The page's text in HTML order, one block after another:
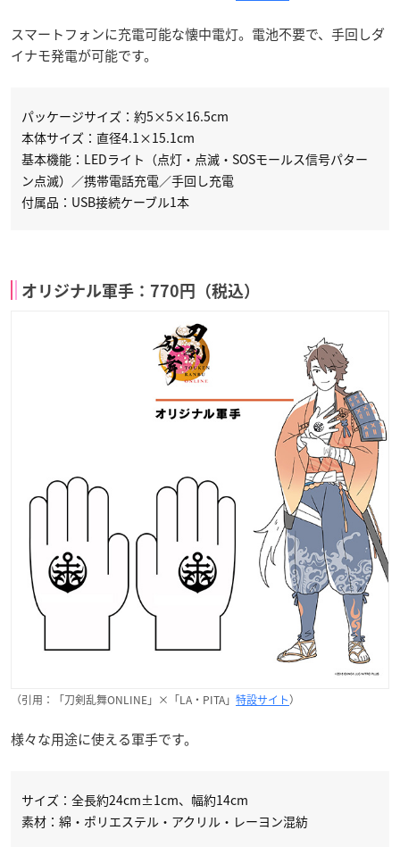
スマートフォンに充電可能な懐中電灯。電池不要で、手回しダ
イナモ発電が可能です。
パッケージサイズ：約5×5×16.5cm
本体サイズ：直径4.1×15.1cm
基本機能：LEDライト（点灯・点滅・SOSモールス信号パター
ン点滅）／携帯電話充電／手回し充電
付属品：USB接続ケーブル1本
オリジナル軍手：770円（税込）
（引用：「刀剣乱舞ONLINE」×「LA・PITA」 特設サイト）
様々な用途に使える軍手です。
サイズ：全長約24cm±1cm、幅約14cm
素材：綿・ポリエステル・アクリル・レーヨン混紡